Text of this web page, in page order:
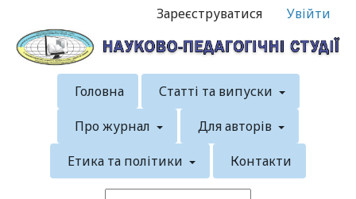
Головна
Статті та випуски
Про журнал
Для авторів
Етика та політики
Контакти
Зареєструватися Увійти